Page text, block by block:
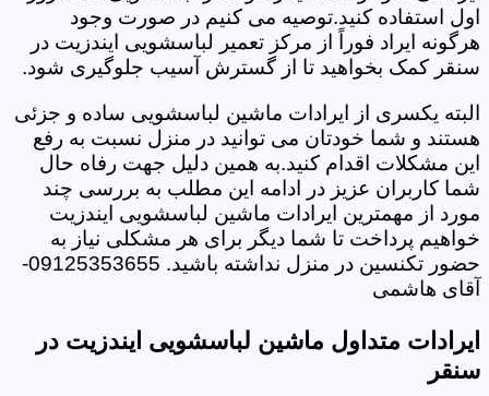
اول استفاده کنید.توصیه می کنیم در صورت وجود
هرگونه ایراد فوراً از مرکز تعمیر لباسشویی ایندزیت در
سنقر کمک بخواهید تا از گسترش آسیب جلوگیری شود.
البته یکسری از ایرادات ماشین لباسشویی ساده و جزئی
هستند و شما خودتان می توانید در منزل نسبت به رفع
این مشکلات اقدام کنید.به همین دلیل جهت رفاه حال
شما کاربران عزیز در ادامه این مطلب به بررسی چند
مورد از مهمترین ایرادات ماشین لباسشویی ایندزیت
خواهیم پرداخت تا شما دیگر برای هر مشکلی نیاز به
حضور تکنسین در منزل نداشته باشید. 09125353655-
آقای هاشمی
ایرادات متداول ماشین لباسشویی ایندزیت در
سنقر